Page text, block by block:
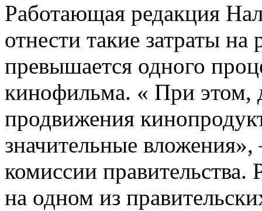
Работающая редакция
отнести такие затраты
превышается одного
кинофильма. « При этом,
продвижения
значительные
комиссии правительства.
на одном из